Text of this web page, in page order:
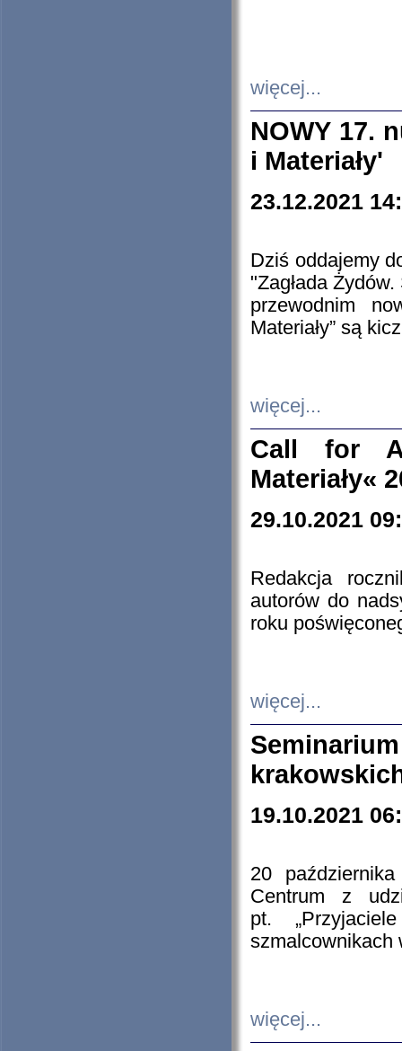
więcej...
NOWY 17.
i Materiały'
23.12.2021
Dziś oddajemy
"Zagłada
przewodnim
Materiały” są
więcej...
Call for
Materiały«
29.10.2021
Redakcja
autorów do
roku
więcej...
19.10.2021
20
Centrum z
pt.
szmalcownikach
więcej...